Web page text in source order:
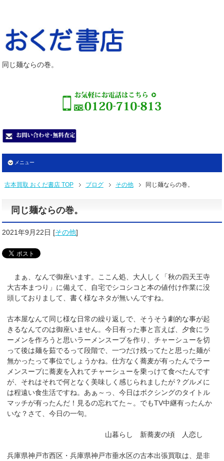
同じ麺ならの巻。
メニュー
古本買取 おくだ書店 TOP ブログ その他 同じ麺ならの巻。
同じ麺ならの巻。
2021年9月22日 [その他]
まぁ、なんで御座います。ここん処、大人しく「秋の四天王寺
大古本まつり」に備えて、自宅でシコシコと本の値付け作業に没
頭しておりまして、書く様なネタが無いんですね。
古本屋なんて同じ様な日常の繰り返しで、そうそう劇的な事が起
きるなんてのは御座いません。今日有った事と言えば、夕食にラ
ーメンを作ろうと思いラーメンスープを作り、チャーシューを切
って後は麺を茹でるって段階で、一つだけ残ってたと思った麺が
無かったって事位でしょうかね。仕方なく蕎麦が有ったんでラー
メンスープに蕎麦を入れてチャーシューを乗っけて食べたんです
が、それはそれで何となく美味しく感じられましたが？グルメに
は程遠い食生活ですね。あぁ～っ、今日はボクシングのタイトル
マッチが有ったんだ！見るの忘れてた～。でもTV中継有ったんか
いな？さて、今日の一句。
山暮らし 新蕎麦の頃 人恋し
兵庫県神戸市西区・兵庫県神戸市垂水区の古本出張買取は、是非